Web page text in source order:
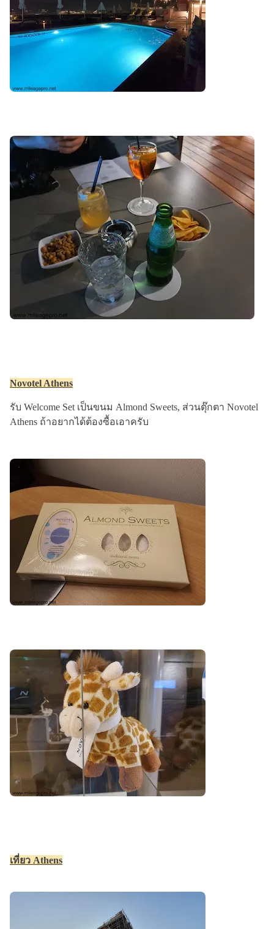
Novotel Athens
รับ Welcome Set เป็นขนม Almond Sweets, ส่วนตุ๊กตา Novotel
Athens ถ้าอยากได้ต้องซื้อเอาครับ
เที่ยว Athens